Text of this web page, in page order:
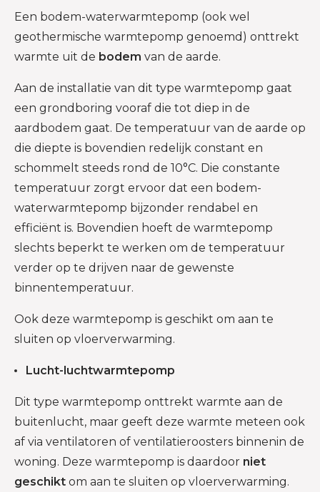
Een bodem-waterwarmtepomp (ook wel
geothermische warmtepomp genoemd) onttrekt
warmte uit de bodem van de aarde.
Aan de installatie van dit type warmtepomp gaat
een grondboring vooraf die tot diep in de
aardbodem gaat. De temperatuur van de aarde op
die diepte is bovendien redelijk constant en
schommelt steeds rond de 10°C. Die constante
temperatuur zorgt ervoor dat een bodem-
waterwarmtepomp bijzonder rendabel en
efficiënt is. Bovendien hoeft de warmtepomp
slechts beperkt te werken om de temperatuur
verder op te drijven naar de gewenste
binnentemperatuur.
Ook deze warmtepomp is geschikt om aan te
sluiten op vloerverwarming.
Lucht-luchtwarmtepomp
Dit type warmtepomp onttrekt warmte aan de
buitenlucht, maar geeft deze warmte meteen ook
af via ventilatoren of ventilatieroosters binnenin de
woning. Deze warmtepomp is daardoor niet
geschikt om aan te sluiten op vloerverwarming.